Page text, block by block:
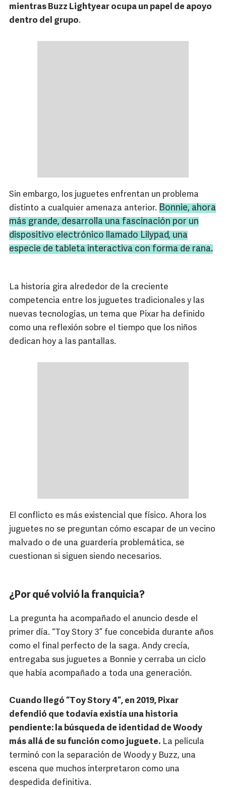
mientras Buzz Lightyear ocupa un papel de apoyo
dentro del grupo.
Sin embargo, los juguetes enfrentan un problema
distinto a cualquier amenaza anterior. Bonnie, ahora
más grande, desarrolla una fascinación por un
dispositivo electrónico llamado Lilypad, una
especie de tableta interactiva con forma de rana.
La historia gira alrededor de la creciente
competencia entre los juguetes tradicionales y las
nuevas tecnologías, un tema que Pixar ha definido
como una reflexión sobre el tiempo que los niños
dedican hoy a las pantallas.
El conflicto es más existencial que físico. Ahora los
juguetes no se preguntan cómo escapar de un vecino
malvado o de una guardería problemática, se
cuestionan si siguen siendo necesarios.
¿Por qué volvió la franquicia?
La pregunta ha acompañado el anuncio desde el
primer día. “Toy Story 3” fue concebida durante años
como el final perfecto de la saga. Andy crecía,
entregaba sus juguetes a Bonnie y cerraba un ciclo
que había acompañado a toda una generación.
Cuando llegó “Toy Story 4”, en 2019, Pixar
defendió que todavía existía una historia
pendiente: la búsqueda de identidad de Woody
más allá de su función como juguete. La película
terminó con la separación de Woody y Buzz, una
escena que muchos interpretaron como una
despedida definitiva.